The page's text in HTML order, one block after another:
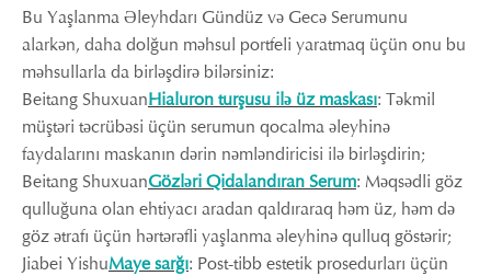
Bu Yaşlanma Əleyhdarı Gündüz və Gecə Serumunu
alarkən, daha dolğun məhsul portfeli yaratmaq üçün onu bu
məhsullarla da birləşdirə bilərsiniz:
Beitang ShuxuanHialuron turşusu ilə üz maskası: Təkmil
müştəri təcrübəsi üçün serumun qocalma əleyhinə
faydalarını maskanın dərin nəmləndiricisi ilə birləşdirin;
Beitang ShuxuanGözləri Qidalandıran Serum: Məqsədli göz
qulluğuna olan ehtiyacı aradan qaldıraraq həm üz, həm də
göz ətrafı üçün hərtərəfli yaşlanma əleyhinə qulluq göstərir;
Jiabei YishuMaye sarğı: Post-tibb estetik prosedurları üçün